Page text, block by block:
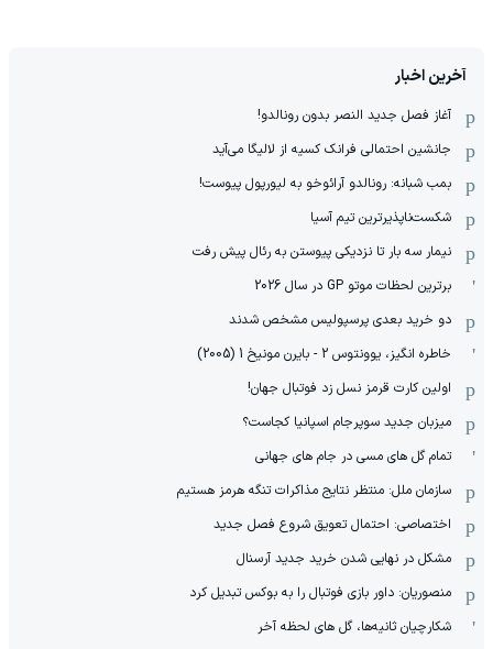
آخرین اخبار
آغاز فصل جدید النصر بدون رونالدو!
جانشین احتمالی فرانک کسیه از لالیگا می‌آید
بمب شبانه: رونالدو آرائوخو به لیورپول پیوست!
شکست‌ناپذیرترین تیم آسیا
نیمار سه بار تا نزدیکی پیوستن به رئال پیش رفت
برترین لحظات موتو GP در سال 2026
دو خرید بعدی پرسپولیس مشخص شدند
خاطره انگیز، یوونتوس 2 - بایرن مونیخ 1 (2005)
اولین کارت قرمز نسل زد فوتبال جهان!
میزبان جدید سوپرجام اسپانیا کجاست؟
تمام گل های مسی در جام های جهانی
سازمان ملل: منتظر نتایج مذاکرات تنگه هرمز هستیم
اختصاصی: احتمال تعویق شروع فصل جدید
مشکل در نهایی شدن خرید جدید آرسنال
منصوریان: داور بازی فوتبال را به بوکس تبدیل کرد
شکارچیان ثانیه‌ها، گل های لحظه آخر